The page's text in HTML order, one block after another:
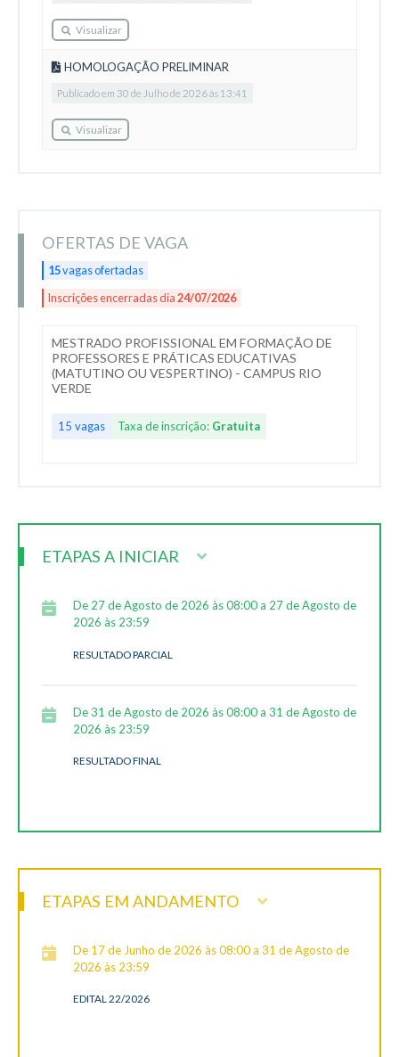
Visualizar
HOMOLOGAÇÃO PRELIMINAR
Publicado em 30 de Julho de 2026 às 13:41
Visualizar
OFERTAS DE VAGA
15vagas ofertadas
Inscrições encerradas dia24/07/2026
MESTRADO PROFISSIONAL EM FORMAÇÃO DE
PROFESSORES E PRÁTICAS EDUCATIVAS
(MATUTINO OU VESPERTINO) - CAMPUS RIO
VERDE
15 vagas Taxa de inscrição: Gratuita
ETAPAS A INICIAR
De 27 de Agosto de 2026 às 08:00 a 27 de Agosto de
2026 às 23:59
RESULTADO PARCIAL
De 31 de Agosto de 2026 às 08:00 a 31 de Agosto de
2026 às 23:59
RESULTADO FINAL
ETAPAS EM ANDAMENTO
De 17 de Junho de 2026 às 08:00 a 31 de Agosto de
2026 às 23:59
EDITAL 22/2026